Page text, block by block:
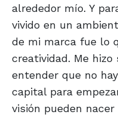
alrededor mío. Y
vivido en un
de mi marca fue lo
creatividad. Me hizo
entender que no
capital para
visión pueden